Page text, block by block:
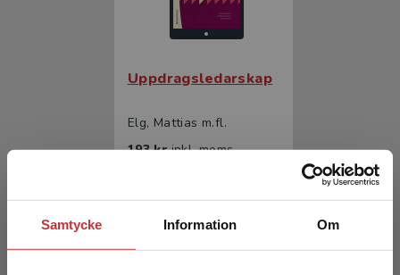
Samtycke Information Om
Uppdragsledarskap
Elg, Mattias m.fl.
193 krinkl. moms